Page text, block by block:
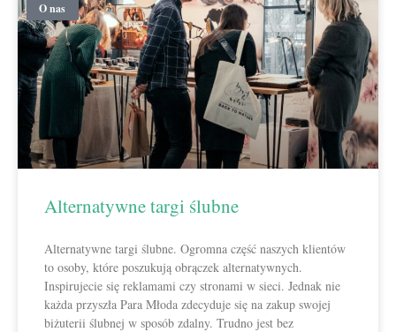
O nas
Alternatywne targi ślubne
Alternatywne targi ślubne. Ogromna część naszych klientów
to osoby, które poszukują obrączek alternatywnych.
Inspirujecie się reklamami czy stronami w sieci. Jednak nie
każda przyszła Para Młoda zdecyduje się na zakup swojej
biżuterii ślubnej w sposób zdalny. Trudno jest bez